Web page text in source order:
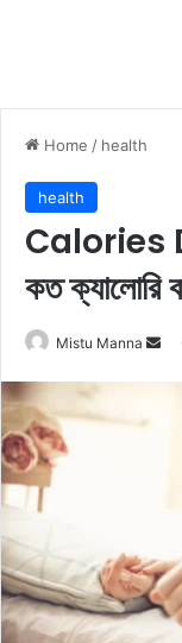
Home / health
health
Calories
কত ক্যালোরি
Mistu Manna
a
i